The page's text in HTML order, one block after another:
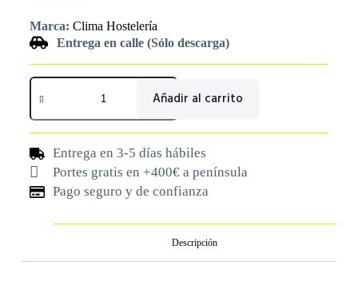
Marca: Clima Hostelería
Entrega en calle (Sólo descarga)
Añadir al carrito
Entrega en 3-5 días hábiles
Portes gratis en +400€ a península
Pago seguro y de confianza
Descripción